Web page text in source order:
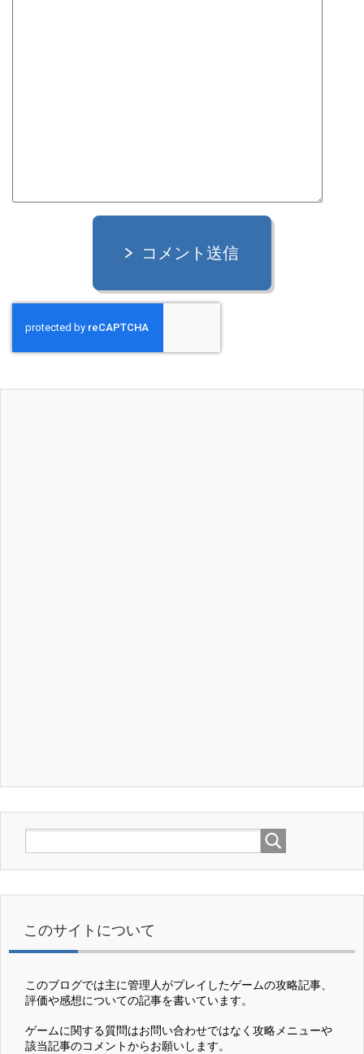
コメント送信
このサイトについて
このブログでは主に管理人がプレイしたゲームの攻略記事、
評価や感想についての記事を書いています。
ゲームに関する質問はお問い合わせではなく攻略メニューや
該当記事のコメントからお願いします。